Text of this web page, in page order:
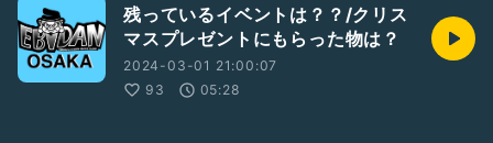
残っているイベントは？？/クリス
マスプレゼントにもらった物は？
2024-03-01 21:00:07
93
05:28